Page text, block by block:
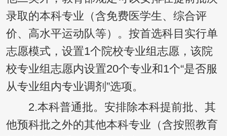
录取的本科专业（含免费医学生、综合评
价、高水平运动队等）。按首选科目实行单
志愿模式，设置1个院校专业组志愿，该院
校专业组志愿内设置20个专业和1个“是否服
从专业组内专业调剂”选项。
2.本科普通批。安排除本科提前批、其
他预科批之外的其他本科专业（含按照教育